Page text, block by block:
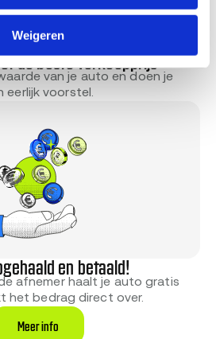
Weigeren
de beste verkoopprijs
van je auto en doen je
eerlijk voorstel.
en betaald!
afnemer haalt je auto gratis
het bedrag direct over.
Meer info